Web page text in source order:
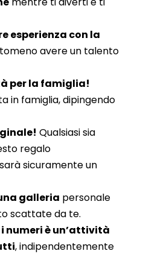
esperienza con la
avere un talento
per la famiglia!
in famiglia, dipingendo
Qualsiasi sia
regalo
sicuramente un
galleria personale
scattate da te.
numeri è un’attività
, indipendentemente